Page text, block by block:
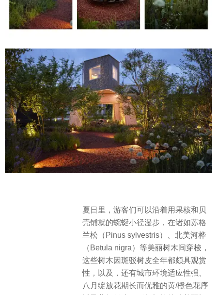
夏日里，游客们可以沿着用果核和贝
壳铺就的蜿蜒小径漫步，在诸如苏格
兰松（Pinus sylvestris）、北美河桦
（Betula nigra）等美丽树木间穿梭，
这些树木因斑驳树皮全年都颇具观赏
性，以及，还有城市环境适应性强、
八月绽放花期长而优雅的黄/橙色花序